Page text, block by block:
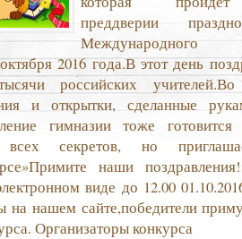
преддверии
2016 года.В этот день
российских
и открытки, сделанные
гимназии тоже
всех секретов, но
наши
виде до 12.00
на нашем сайте,победители
Организаторы конкурса